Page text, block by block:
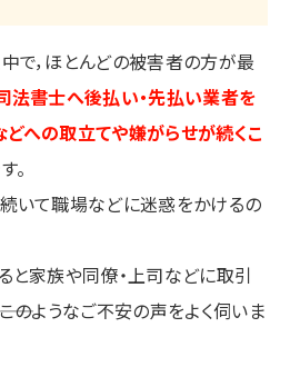
で，ほとんどの被害者の方が最
法書士へ後払い・先払い業者を
への取立てや嫌がらせが続くこ
。
いて職場などに迷惑をかけるの
と家族や同僚・上司などに取引
のようなご不安の声をよく伺いま